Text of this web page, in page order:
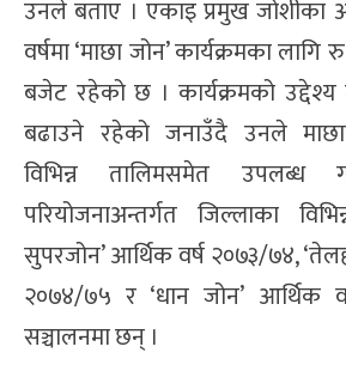
उनले बताए । एकाइ प्रमुख जोशीका
वर्षमा ‘माछा जोन’ कार्यक्रमका
बजेट रहेको छ । कार्यक्रमको उद्देश्य
बढाउने रहेको जनाउँदै उनले
विभिन्न तालिमसमेत उपलब्ध
परियोजनाअन्तर्गत जिल्लाका
सुपरजोन’ आर्थिक वर्ष २०७३/७४,
२०७४/७५ र ‘धान जोन’ आर्थिक
सञ्चालनमा छन् ।